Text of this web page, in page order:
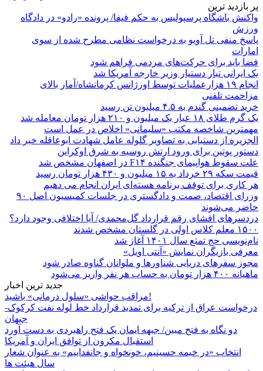
پر بازدید ترین
واکنش باشگاه پرسپولیس به حکم فیفا/ پرونده «رادو» در دادگاه
ورزش
پاسخ منفی تل آویو به درخواست نظامی مطرح شده از سوی
امارات
فضا باید برای حرکت‌های مردمی فراهم شود
یک ایرانی تبار دستیار وزیر خارجه آمریکا شد
انجام ۱۹ هزارعملیات توسط اورژانس کرمانشاه/آمار بالای
مزاحمت تلفنی
خرید تضمینی گندم به ۴.۵ میلیون تن رسید
یک گرم طلای ۱۸ عیار یک میلیون و ۲۱۰ هزار تومان معامله شد
مهمترین شاخصه مکتب «سلیمانی» اخلاص در عمل است
الجزیره از دستیابی به تصاویر گلوله عامل شهادت ابوعاقله خبر داد
دستور پوتین برای ورود ارتش روسیه به شرق اوکراین
علت سقوط هواپیمای جنگنده F۱۴ در اصفهان مشخص شد
قیمت سکه ۲۹ خرداد به ۱۵ میلیون و ۴۳۰ هزار تومان رسید
هر کاری برای توقف برنامه هسته‌ای ایران انجام می دهیم
وزرای اقتصاد، صمت و دادگستری در جلسات کمیسیون اصل ۹۰
حاضر می‌شوند
دردسرهای افشای رقم قرارداد گل‌محمدی/ آیا اختلافی وجود دارد؟
۱۵۰۰ معلم کلاس اولی در گلستان مشخص شدند
نام‌نویسی حج تمتع سال ۱۴۰۱ آغاز شد
معرفی بازیگران نمایش «آنتی اویل»
مجوز سفرهای دریایی شناورها و ملوانان گناوه صادر شود
ماهیانه ۴۰۰ هزار تومان به حساب هر نفر واریز می‌شود
جدید ترین اخبار
مراقب حواشی «سلول درمانی» باشید!
درخواست عراق از ترکیه برای تمدید قرارداد خط لوله نفت کرکوک-
جیهان
دو نگاه به فتح مبین/ جبهه ایمان یک فتح راهبردی به دست آورد
استقبال مکرون از توافق ایران و آمریکا
انتخاب «در خیمه حسینیم، خونخواه و جانفداییم» به عنوان شعار
سال هیئت ها